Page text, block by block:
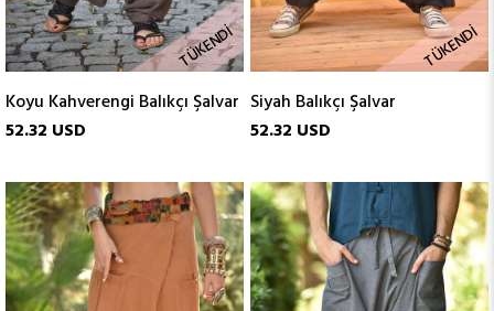
TÜKENDI
Koyu Kahverengi Balıkçı Şalvar
52.32 USD
TÜKENDI
Siyah Balıkçı Şalvar
52.32 USD